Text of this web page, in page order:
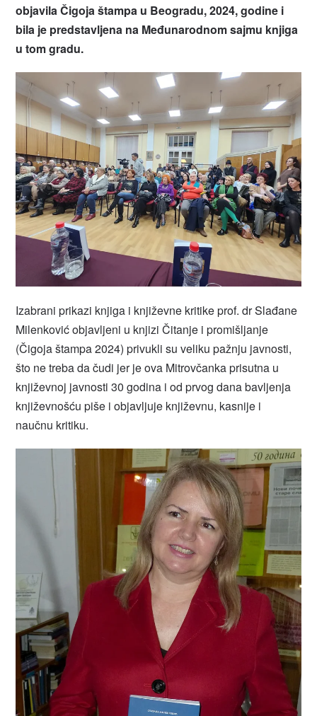
objavila Čigoja štampa u Beogradu, 2024, godine i
bila je predstavljena na Međunarodnom sajmu knjiga
u tom gradu.
Izabrani prikazi knjiga i književne kritike prof. dr Slađane
Milenković objavljeni u knjizi Čitanje i promišljanje
(Čigoja štampa 2024) privukli su veliku pažnju javnosti,
što ne treba da čudi jer je ova Mitrovčanka prisutna u
književnoj javnosti 30 godina i od prvog dana bavljenja
književnošću piše i objavljuje književnu, kasnije i
naučnu kritiku.